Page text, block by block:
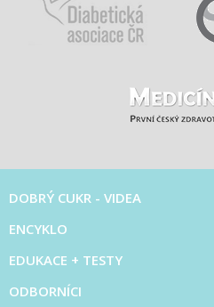
DOBRÝ CUKR - VIDEA
ENCYKLO
EDUKACE + TESTY
ODBORNÍCI